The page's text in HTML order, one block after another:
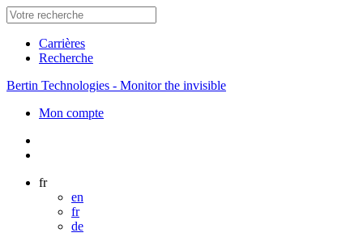
Carrières
Recherche
Bertin Technologies - Monitor the invisible
Mon compte
fr
en
fr
de